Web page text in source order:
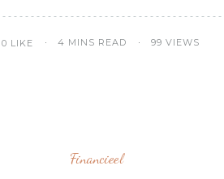
0 LIKE 4 MINS READ 99 VIEWS
Financieel